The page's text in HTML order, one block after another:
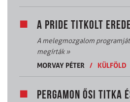
A PRIDE TITKOLT
A melegmozgalom
megírták»
MORVAY PÉTER
/ KÜLFÖLD
PERGAMON ŐSI TITKA